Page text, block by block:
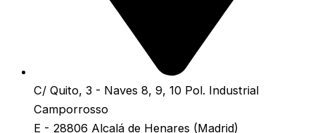
C/ Quito, 3 - Naves 8, 9, 10 Pol. Industrial
Camporrosso
E - 28806 Alcalá de Henares (Madrid)